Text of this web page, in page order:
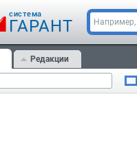
cистема
ГАРАНТ Например,
Редакции